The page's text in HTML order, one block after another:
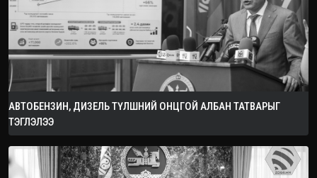
АВТОБЕНЗИН, ДИЗЕЛЬ ТҮЛШНИЙ ОНЦГОЙ АЛБАН ТАТВАРЫГ
ТЭГЛЭЛЭЭ